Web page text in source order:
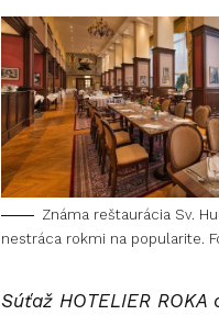
Známa reštaurácia Sv.
nestráca rokmi na popularite.
Súťaž HOTELIER ROKA